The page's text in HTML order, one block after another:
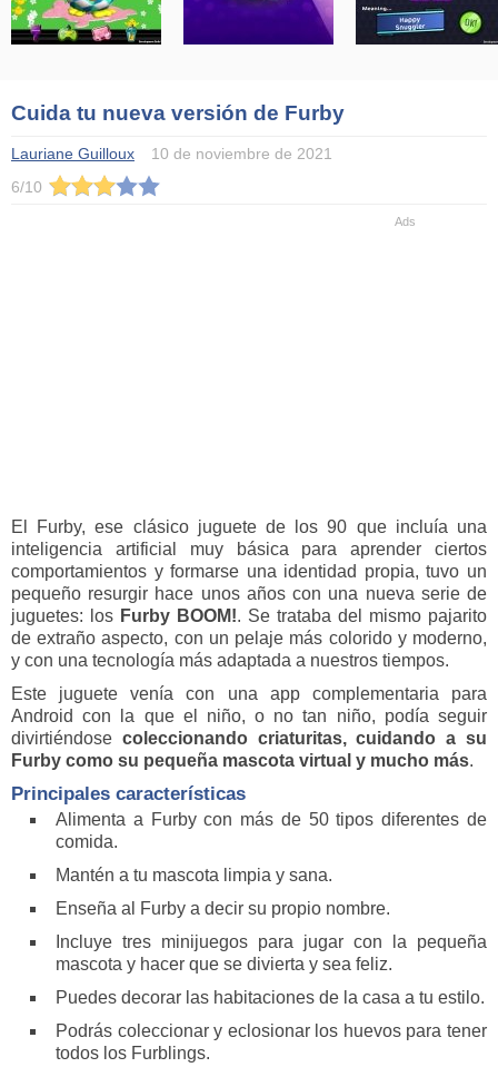
Cuida tu nueva versión de Furby
Lauriane Guilloux
10 de noviembre de 2021
6/10
El Furby, ese clásico juguete de los 90 que incluía una
inteligencia artificial muy básica para aprender ciertos
comportamientos y formarse una identidad propia, tuvo un
pequeño resurgir hace unos años con una nueva serie de
juguetes: los Furby BOOM!. Se trataba del mismo pajarito
de extraño aspecto, con un pelaje más colorido y moderno,
y con una tecnología más adaptada a nuestros tiempos.
Este juguete venía con una app complementaria para
Android con la que el niño, o no tan niño, podía seguir
divirtiéndose coleccionando criaturitas, cuidando a su
Furby como su pequeña mascota virtual y mucho más.
Principales características
Alimenta a Furby con más de 50 tipos diferentes de
comida.
Mantén a tu mascota limpia y sana.
Enseña al Furby a decir su propio nombre.
Incluye tres minijuegos para jugar con la pequeña
mascota y hacer que se divierta y sea feliz.
Puedes decorar las habitaciones de la casa a tu estilo.
Podrás coleccionar y eclosionar los huevos para tener
todos los Furblings.